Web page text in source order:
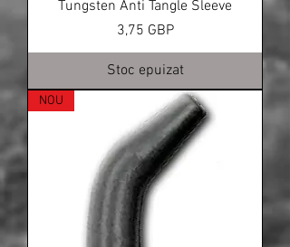
Tungsten Anti Tangle Sleeve
Preț
3,75 GBP
Stoc epuizat
NOU